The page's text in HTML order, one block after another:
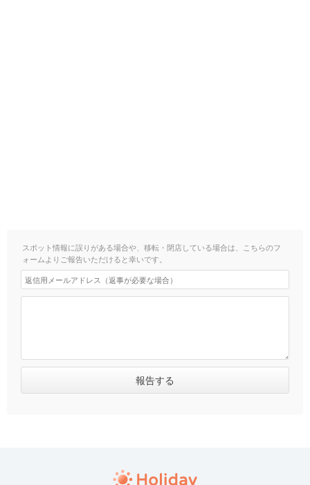
スポット情報に誤りがある場合や、移転・閉店している場合は、こちらのフ
ォームよりご報告いただけると幸いです。